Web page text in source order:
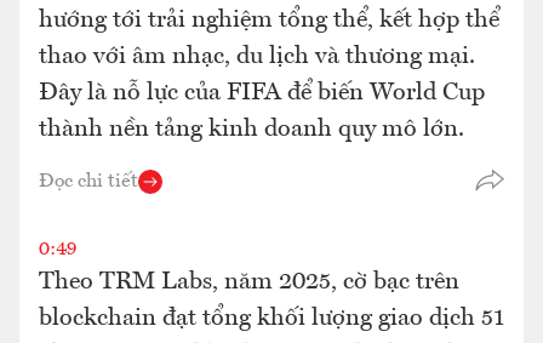
hướng tới trải nghiệm tổng thể, kết hợp thể
thao với âm nhạc, du lịch và thương mại.
Đây là nỗ lực của FIFA để biến World Cup
thành nền tảng kinh doanh quy mô lớn.
Đọc chi tiết
0:49
Theo TRM Labs, năm 2025, cờ bạc trên
blockchain đạt tổng khối lượng giao dịch 51